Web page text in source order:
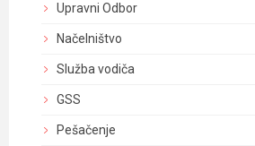
Upravni Odbor
Načelništvo
Služba vodiča
GSS
Pešačenje